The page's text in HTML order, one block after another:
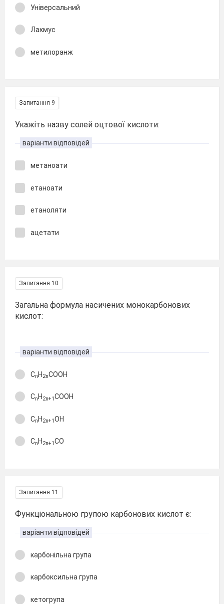
Універсальний
Лакмус
метилоранж
Запитання 9
Укажіть назву солей оцтової кислоти:
варіанти відповідей
метаноати
етаноати
етаноляти
ацетати
Запитання 10
Загальна формула насичених монокарбонових
кислот:
варіанти відповідей
СnH2nCOOH
Сn H 2n+1COOH
СnH2n+1OH
Сn H 2n+1CO
Запитання 11
Функціональною групою карбонових кислот є:
варіанти відповідей
карбонільна група
карбоксильна група
кетогрупа